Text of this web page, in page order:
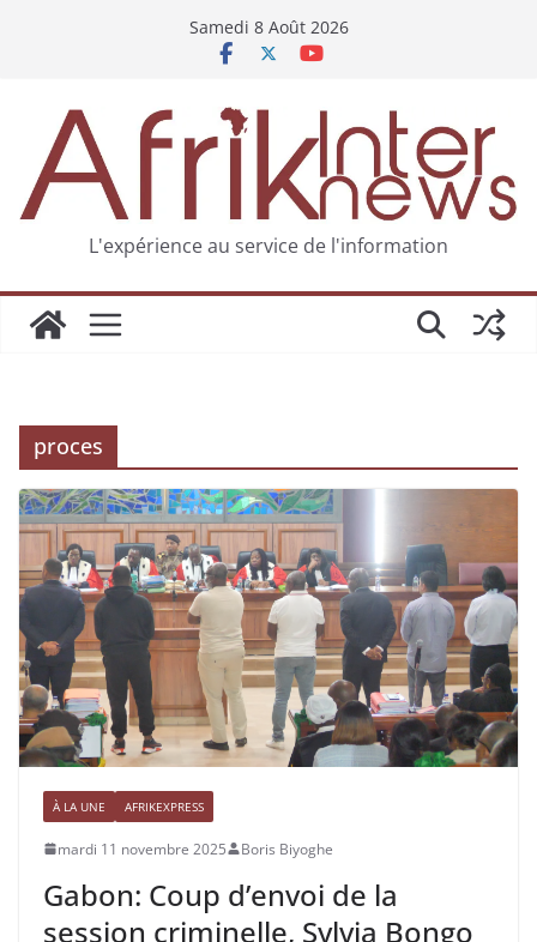
Samedi 8 Août 2026
L'expérience au service de l'information
proces
À LA UNE AFRIKEXPRESS
mardi 11 novembre 2025 Boris Biyoghe
Gabon: Coup d’envoi de la
session criminelle, Sylvia Bongo